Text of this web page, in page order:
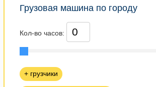
Грузовая машина по городу
Кол-во часов:
+ грузчики